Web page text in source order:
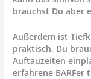
brauchst Du aber
Außerdem ist
praktisch. Du
Auftauzeiten
erfahrene BARFer